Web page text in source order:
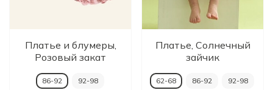
Платье и блумеры,
Розовый закат
86-92 92-98
Платье, Солнечный
зайчик
62-68 86-92 92-98